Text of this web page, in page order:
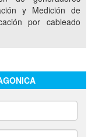
LIQUIDOS
y Medición de
por cableado